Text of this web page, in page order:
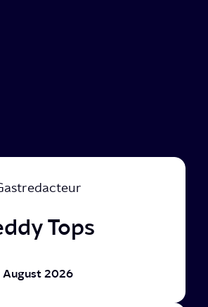
Tops
August 2026